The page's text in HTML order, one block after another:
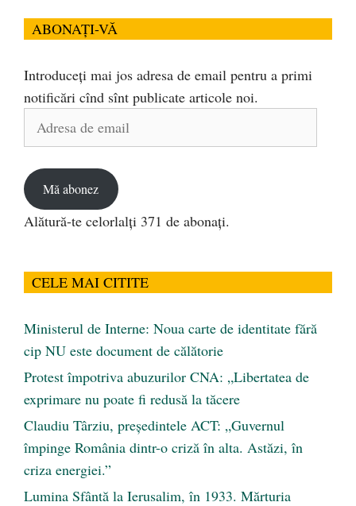
ABONAȚI-VĂ
Introduceți mai jos adresa de email pentru a primi
notificări cînd sînt publicate articole noi.
Adresa
Mă abonez
Alătură-te celorlalți 371 de abonați.
CELE MAI CITITE
Ministerul de Interne: Noua carte de identitate fără
cip NU este document de călătorie
Protest împotriva abuzurilor CNA: „Libertatea de
exprimare nu poate fi redusă la tăcere
Claudiu Târziu, președintele ACT: „Guvernul
împinge România dintr-o criză în alta. Astăzi, în
criza energiei.”
Lumina Sfântă la Ierusalim, în 1933. Mărturia